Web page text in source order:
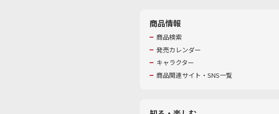
商品情報
商品検索
発売カレンダー
キャラクター
商品関連サイト・SNS一覧